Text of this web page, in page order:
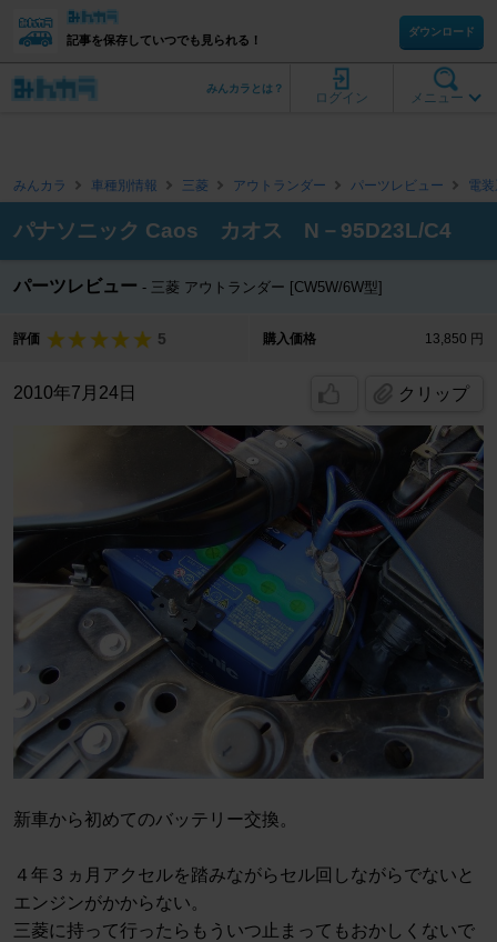
記事を保存していつでも見られる！
ダウンロード
メニュー
ログイン
みんカラとは？
みんカラ 車種別情報 三菱 アウトランダー パーツレビュー 電
パナソニック Caos カオス N－95D23L/C4
パーツレビュー 三菱 アウトランダー [CW5W/6W型]
評価 5 購入価格 13,850 円
2010年7月24日 クリップ
新車から初めてのバッテリー交換。
４年３ヵ月アクセルを踏みながらセル回しながらでないと
エンジンがかからない。
三菱に持って行ったらもういつ止まってもおかしくないで